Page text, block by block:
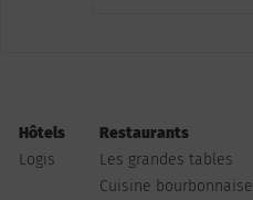
Hôtels
Logis
Restaurants
Les grandes tables
Cuisine bourbonnaise